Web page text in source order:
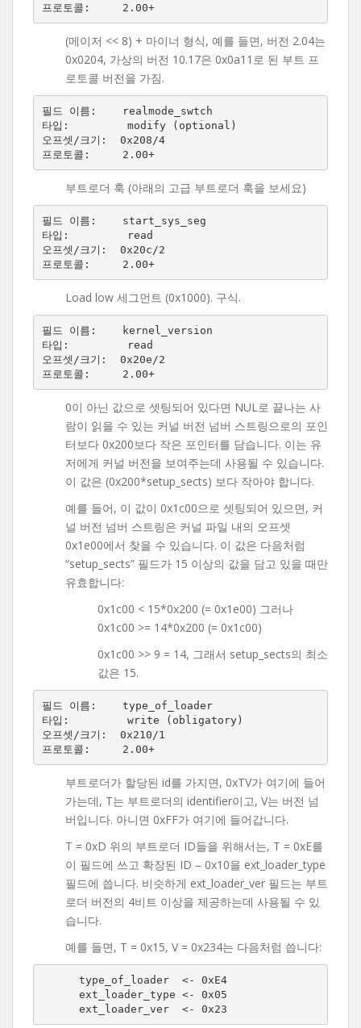
프로토콜:     2.00+
(메이저 << 8) + 마이너 형식, 예를 들면, 버전 2.04는
0x0204, 가상의 버전 10.17은 0x0a11로 된 부트 프
로토콜 버전을 가짐.
필드 이름:    realmode_swtch
타입:         modify (optional)
오프셋/크기:  0x208/4
프로토콜:     2.00+
부트로더 훅 (아래의 고급 부트로더 훅을 보세요)
필드 이름:    start_sys_seg
타입:         read
오프셋/크기:  0x20c/2
프로토콜:     2.00+
Load low 세그먼트 (0x1000). 구식.
필드 이름:    kernel_version
타입:         read
오프셋/크기:  0x20e/2
프로토콜:     2.00+
0이 아닌 값으로 셋팅되어 있다면 NUL로 끝나는 사
람이 읽을 수 있는 커널 버전 넘버 스트링으로의 포인
터보다 0x200보다 작은 포인터를 담습니다. 이는 유
저에게 커널 버전을 보여주는데 사용될 수 있습니다.
이 값은 (0x200*setup_sects) 보다 작아야 합니다.
예를 들어, 이 값이 0x1c00으로 셋팅되어 있으면, 커
널 버전 넘버 스트링은 커널 파일 내의 오프셋
0x1e00에서 찾을 수 있습니다. 이 값은 다음처럼
“setup_sects” 필드가 15 이상의 값을 담고 있을 때만
유효합니다:
0x1c00 < 15*0x200 (= 0x1e00) 그러나
0x1c00 >= 14*0x200 (= 0x1c00)
0x1c00 >> 9 = 14, 그래서 setup_sects의 최소
값은 15.
필드 이름:    type_of_loader
타입:         write (obligatory)
오프셋/크기:  0x210/1
프로토콜:     2.00+
부트로더가 할당된 id를 가지면, 0xTV가 여기에 들어
가는데, T는 부트로더의 identifier이고, V는 버전 넘
버입니다. 아니면 0xFF가 여기에 들어갑니다.
T = 0xD 위의 부트로더 ID들을 위해서는, T = 0xE를
이 필드에 쓰고 확장된 ID – 0x10을 ext_loader_type
필드에 씁니다. 비슷하게 ext_loader_ver 필드는 부트
로더 버전의 4비트 이상을 제공하는데 사용될 수 있
습니다.
예를 들면, T = 0x15, V = 0x234는 다음처럼 씁니다:
  ext_loader_ver  <- 0x23